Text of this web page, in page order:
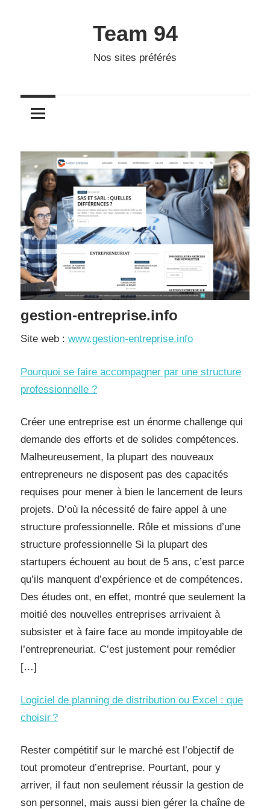
Team 94
Nos sites préférés
gestion-entreprise.info
Site web : www.gestion-entreprise.info
Pourquoi se faire accompagner par une structure
professionnelle ?
Créer une entreprise est un énorme challenge qui
demande des efforts et de solides compétences.
Malheureusement, la plupart des nouveaux
entrepreneurs ne disposent pas des capacités
requises pour mener à bien le lancement de leurs
projets. D’où la nécessité de faire appel à une
structure professionnelle. Rôle et missions d’une
structure professionnelle Si la plupart des
startupers échouent au bout de 5 ans, c’est parce
qu’ils manquent d’expérience et de compétences.
Des études ont, en effet, montré que seulement la
moitié des nouvelles entreprises arrivaient à
subsister et à faire face au monde impitoyable de
l’entrepreneuriat. C’est justement pour remédier
[…]
Logiciel de planning de distribution ou Excel : que
choisir ?
Rester compétitif sur le marché est l’objectif de
tout promoteur d’entreprise. Pourtant, pour y
arriver, il faut non seulement réussir la gestion de
son personnel, mais aussi bien gérer la chaîne de